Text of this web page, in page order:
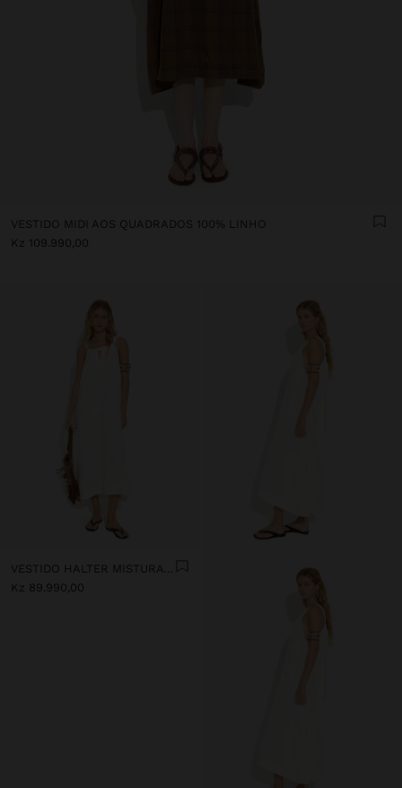
VESTIDO MIDI AOS QUADRADOS 100% LINHO
Kz 109.990,00
VESTIDO HALTER MISTURA DE LINHO
Kz 89.990,00